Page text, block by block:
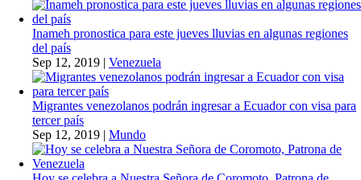
Inameh pronostica para este jueves lluvias en algunas regiones
del país
Sep 12, 2019 | Venezuela
Migrantes venezolanos podrán ingresar a Ecuador con visa para
tercer país
Sep 12, 2019 | Mundo